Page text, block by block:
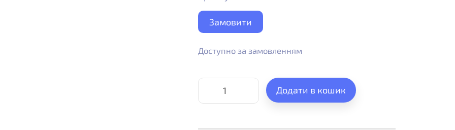
Замовити
Доступно за замовленням
Додати в кошик